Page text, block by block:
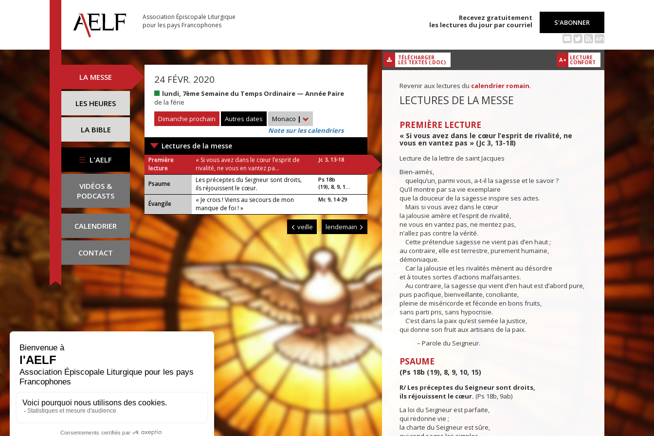
Association Épiscopale Liturgique
pour les pays Francophones
Recevez gratuitement
les lectures du jour par courriel
S'ABONNER
API
LA MESSE
LES HEURES
LA BIBLE
L'AELF
VIDÉOS &
PODCASTS
CALENDRIER
CONTACT
24 FÉVR. 2020
lundi, 7ème Semaine du Temps Ordinaire — Année Paire
de la férie
Dimanche prochain
Autres dates Monaco |
Note sur les calendriers
Lectures de la messe
Première
lecture
« Si vous avez dans le cœur l’esprit de
rivalité, ne vous en vantez pa...
Jc 3, 13-18
Psaume
Les préceptes du Seigneur sont droits,
ils réjouissent le cœur.
Ps 18b
(19), 8, 9, 1...
Évangile
« Je crois ! Viens au secours de mon
manque de foi ! »
Mc 9, 14-29
veille lendemain
A+ LECTURE
CONFORT
TÉLÉCHARGER
LES TEXTES (.DOC)
Revenir aux lectures du calendrier romain.
LECTURES DE LA MESSE
PREMIÈRE LECTURE
« Si vous avez dans le cœur l’esprit de rivalité, ne
vous en vantez pas » (Jc 3, 13-18)
Lecture de la lettre de saint Jacques
Bien-aimés,
quelqu’un, parmi vous, a-t-il la sagesse et le savoir ?
Qu’il montre par sa vie exemplaire
que la douceur de la sagesse inspire ses actes.
Mais si vous avez dans le cœur
la jalousie amère et l’esprit de rivalité,
ne vous en vantez pas, ne mentez pas,
n’allez pas contre la vérité.
Cette prétendue sagesse ne vient pas d’en haut ;
au contraire, elle est terrestre, purement humaine,
démoniaque.
Car la jalousie et les rivalités mènent au désordre
et à toutes sortes d’actions malfaisantes.
Au contraire, la sagesse qui vient d’en haut est d’abord pure,
puis pacifique, bienveillante, conciliante,
pleine de miséricorde et féconde en bons fruits,
sans parti pris, sans hypocrisie.
C’est dans la paix qu’est semée la justice,
qui donne son fruit aux artisans de la paix.
– Parole du Seigneur.
PSAUME
(Ps 18b (19), 8, 9, 10, 15)
R/ Les préceptes du Seigneur sont droits,
ils réjouissent le cœur. (Ps 18b, 9ab)
La loi du Seigneur est parfaite,
qui redonne vie ;
la charte du Seigneur est sûre,